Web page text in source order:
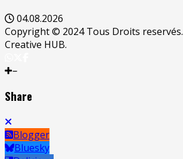
04.08.2026
Copyright © 2024 Tous Droits reservés.
Creative HUB.
Share
Blogger
Bluesky